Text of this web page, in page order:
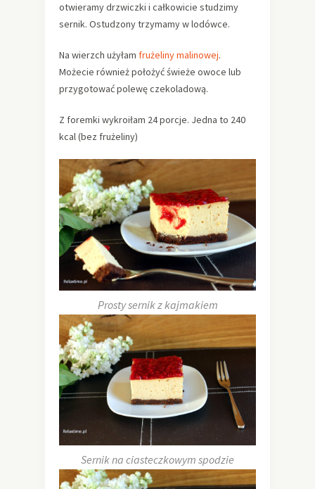
otwieramy drzwiczki i całkowicie studzimy
sernik. Ostudzony trzymamy w lodówce.
Na wierzch użyłam frużeliny malinowej.
Możecie również położyć świeże owoce lub
przygotować polewę czekoladową.
Z foremki wykroiłam 24 porcje. Jedna to 240
kcal (bez frużeliny)
Prosty sernik z kajmakiem
Sernik na ciasteczkowym spodzie